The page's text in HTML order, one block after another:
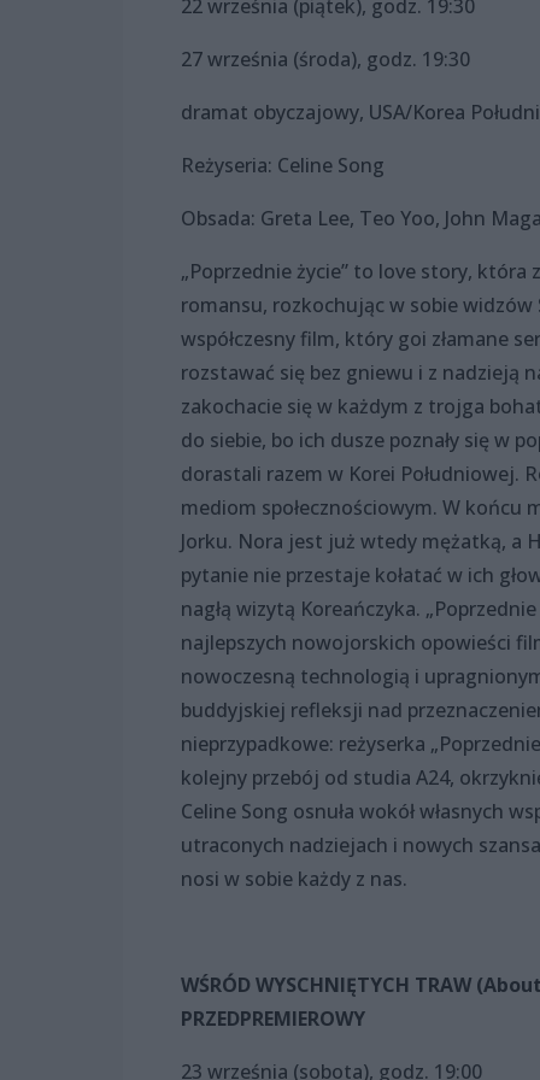
22 września (piątek), godz. 19:30
27 września (środa), godz. 19:30
dramat obyczajowy, USA/Korea
Reżyseria: Celine Song
Obsada: Greta Lee, Teo Yoo, John
„Poprzednie życie” to love story,
romansu, rozkochując w sobie
współczesny film, który goi złamane
rozstawać się bez gniewu i z nadzieją
zakochacie się w każdym z trojga
do siebie, bo ich dusze poznały się w
dorastali razem w Korei Południowej.
mediom społecznościowym. W końcu
Jorku. Nora jest już wtedy mężatką, a
pytanie nie przestaje kołatać w ich
nagłą wizytą Koreańczyka.
najlepszych nowojorskich opowieści
nowoczesną technologią i
buddyjskiej refleksji nad
nieprzypadkowe: reżyserka
kolejny przebój od studia A24,
Celine Song osnuła wokół własnych
utraconych nadziejach i nowych
nosi w sobie każdy z nas.
WŚRÓD WYSCHNIĘTYCH TRAW
PRZEDPREMIEROWY
23 września (sobota), godz. 19:00